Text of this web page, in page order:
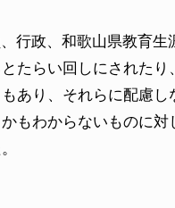
行政、和歌山県教育生
たらい回しにされたり
あり、それらに配慮し
もわからないものに対